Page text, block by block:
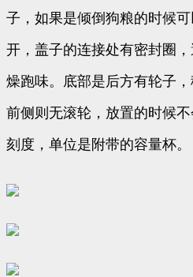
子，如果是倾倒狗粮的时候
开，盖子的连接处有密封圈
燥跑味。底部是后方有轮子
前侧则无滚轮，放置的时候
刻度，单位是附带的容量杯。